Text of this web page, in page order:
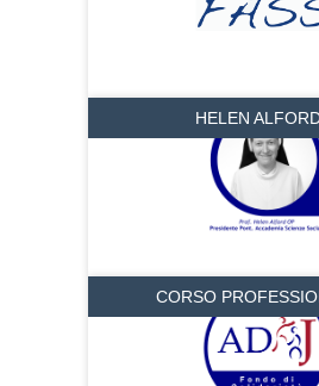
HELEN
CORSO